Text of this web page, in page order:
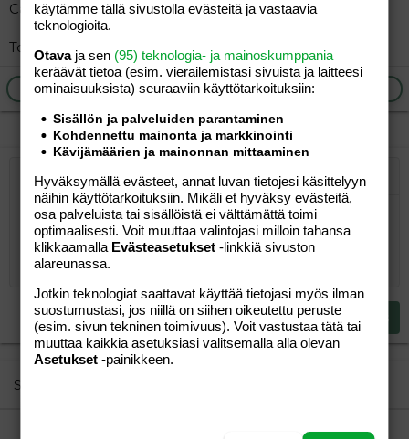
Caesar salaatti: 6,5
Toivottavasti on apua...
Ilmoita asiaton viesti
Lihavoitu
Kursivoitu
Laajennettuun editoriin…
Lista
Järjestetty lista
Järjestämätön lista
Suurenna sisennystä
Laajennettuun editoriin…
Lisää hyperlinkki
Lisää kuva
HymiötLaajennettuun
Kumoa
Fontin koko
9
10
12
15
18
22
TekstiväriKirjasintyyli
Arial
Book Antiqua
Georgia
Tahoma
Times New Roman
YliviivaaAlleviivattu
Rivinsisäinen koodi
Rivinsisäinen spoiler
Tasaus Tasaa vasemmalle
Keskitä
Justify text
Paragraph format
Normal
Heading 1
Heading 2
Heading 3
LainausLisää video/media
Lisää taulukko
Insert horizontal line
SpoilerKoodi
Tee uudelleen
BBCode-näkymä
Poista muotoilu
LuonnoksetTallenna luonnos
Poista luonnos
Kirjoita vastaus...
Lähetä vastaus
Similar threads
käytämme tällä sivustolla evästeitä ja vastaavia
teknologioita.
Otavaja sen (95) teknologia- ja mainoskumppania
keräävät tietoa (esim. vierailemis­tasi sivuista ja laitteesi
ominaisuuk­sista) seuraaviin käyttötarkoituksiin:
Sisällön ja palveluiden parantaminen
Kohdennettu mainonta ja markkinointi
Kävijämäärien ja mainonnan mittaaminen
Hyväksymällä evästeet, annat luvan tietojesi käsittelyyn
näihin käyttötarkoituksiin. Mikäli et hyväksy evästeitä,
osa palveluista tai sisällöistä ei välttämättä toimi
optimaalisesti. Voit muuttaa valintojasi milloin tahansa
klikkaamalla Evästeasetukset -linkkiä sivuston
alareunassa.
Jotkin teknologiat saattavat käyttää tietojasi myös ilman
suostumustasi, jos niillä on siihen oikeutettu peruste
(esim. sivun tekninen toimivuus). Voit vastustaa tätä tai
muuttaa kaikkia asetuksiasi valitsemalla alla olevan
Asetukset -painikkeen.